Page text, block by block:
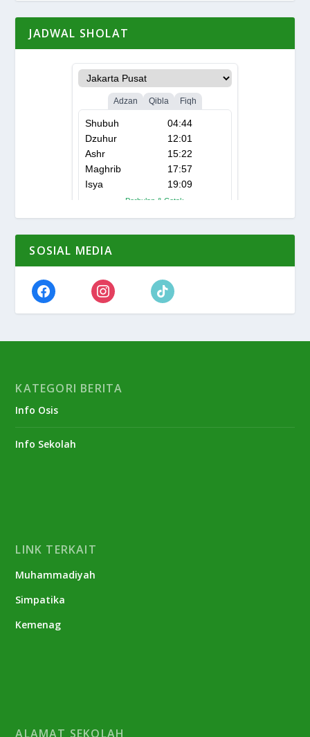
JADWAL SHOLAT
SOSIAL MEDIA
KATEGORI BERITA
Info Osis
Info Sekolah
LINK TERKAIT
Muhammadiyah
Simpatika
Kemenag
ALAMAT SEKOLAH